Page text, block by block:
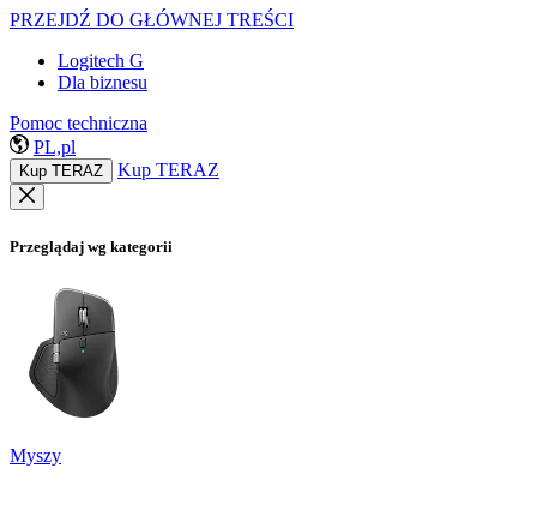
PRZEJDŹ DO GŁÓWNEJ TREŚCI
Logitech G
Dla biznesu
Pomoc techniczna
PL,pl
Kup TERAZ Kup TERAZ
Przeglądaj wg kategorii
Myszy